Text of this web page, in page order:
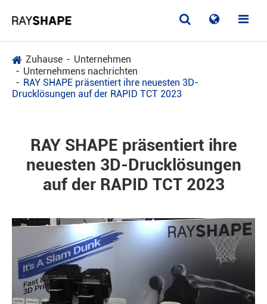
Zuhause
Unternehmen
Unternehmens nachrichten
RAY SHAPE präsentiert ihre neuesten 3D-
Drucklösungen auf der RAPID TCT 2023
RAY SHAPE präsentiert ihre
neuesten 3D-Drucklösungen
auf der RAPID TCT 2023